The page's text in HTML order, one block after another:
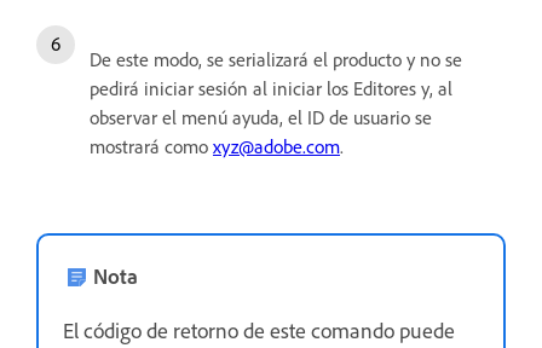
De este modo, se serializará el producto y no se
pedirá iniciar sesión al iniciar los Editores y, al
observar el menú ayuda, el ID de usuario se
mostrará como xyz@adobe.com.
Nota
El código de retorno de este comando puede